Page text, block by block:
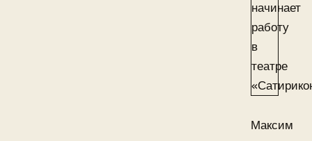
Максим